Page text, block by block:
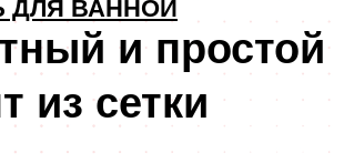
ДЛЯ ВАННОЙ
и простой
из сетки